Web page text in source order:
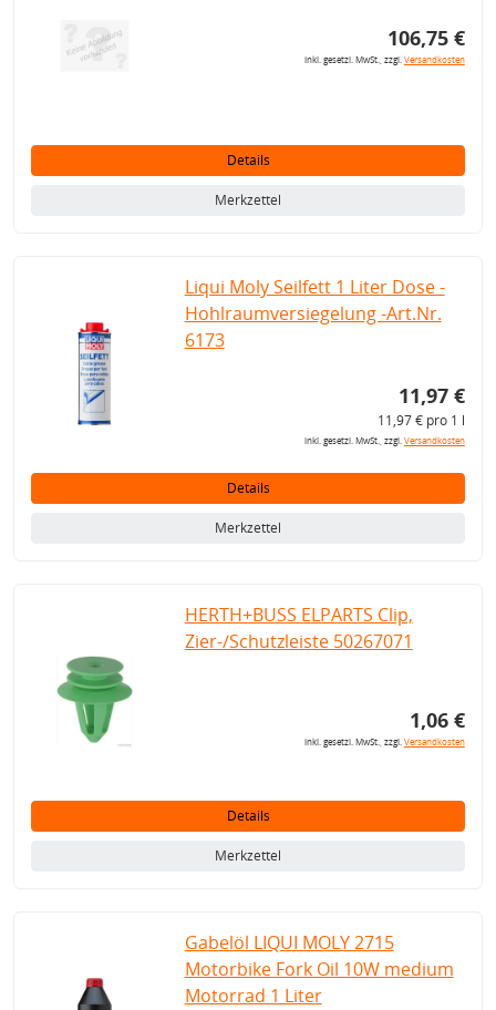
106,75 €
inkl. gesetzl. MwSt., zzgl.Versandkosten
Details
Merkzettel
Liqui Moly Seilfett 1 Liter Dose -
Hohlraumversiegelung -Art.Nr.
6173
11,97 €
11,97 € pro 1 l
inkl. gesetzl. MwSt., zzgl.Versandkosten
Details
Merkzettel
HERTH+BUSS ELPARTS Clip,
Zier-/Schutzleiste 50267071
1,06 €
inkl. gesetzl. MwSt., zzgl.Versandkosten
Details
Merkzettel
Gabelöl LIQUI MOLY 2715
Motorbike Fork Oil 10W medium
Motorrad 1 Liter